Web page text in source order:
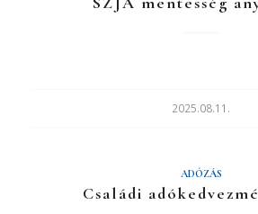
2025.08.11.
ADÓZÁS
Családi